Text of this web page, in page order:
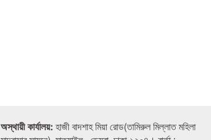
অস্থায়ী কার্যালয়: হাজী বাদশাহ মিয়া রোড(তামিরুল মিল্লাত মহিলা